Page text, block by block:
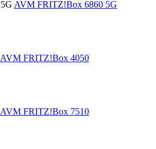
AVM FRITZ!Box 6860 5G
AVM FRITZ!Box 4050
AVM FRITZ!Box 7510